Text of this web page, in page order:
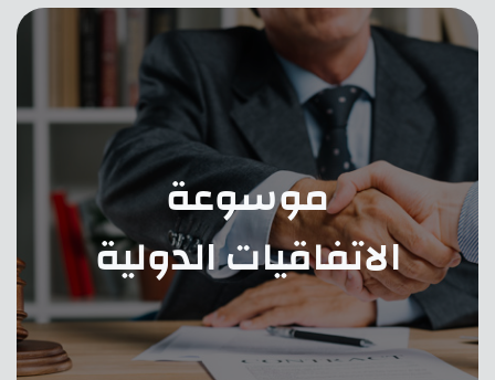
موسوعة
الاتفاقيات الدولية